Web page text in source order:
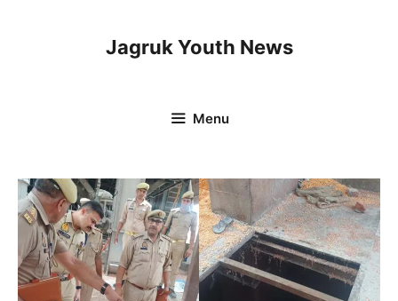
Jagruk Youth News
Menu